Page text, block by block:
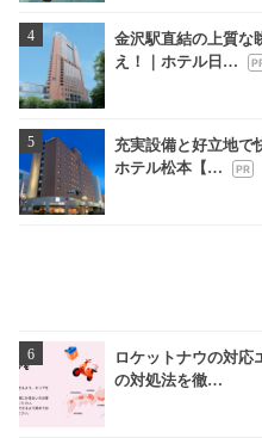
4
金沢駅直結の上質な
え！｜ホテル日…
5
充実設備と好立地で
ホテル松本【…
6
ロケットナウの対応
の対処法を徹…